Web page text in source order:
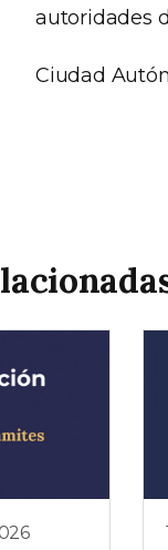
autoridades
Ciudad